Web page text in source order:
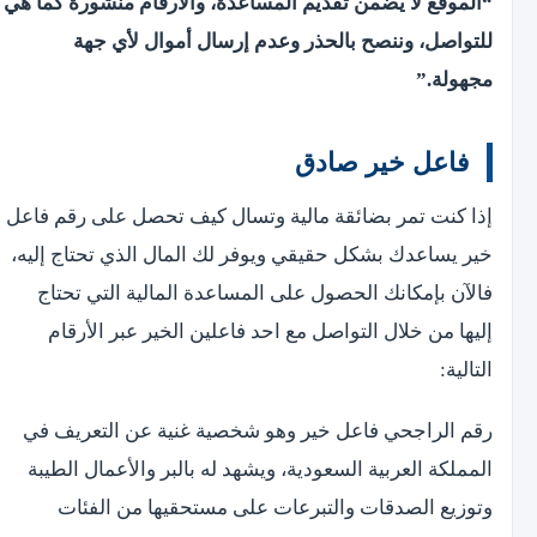
للتواصل، وننصح بالحذر وعدم إرسال أموال لأي جهة
مجهولة.”
فاعل خير صادق
إذا كنت تمر بضائقة مالية وتسال كيف تحصل على رقم فاعل
خير يساعدك بشكل حقيقي ويوفر لك المال الذي تحتاج إليه،
فالآن بإمكانك الحصول على المساعدة المالية التي تحتاج
إليها من خلال التواصل مع احد فاعلين الخير عبر الأرقام
التالية:
رقم الراجحي فاعل خير وهو شخصية غنية عن التعريف في
المملكة العربية السعودية، ويشهد له بالبر والأعمال الطيبة
وتوزيع الصدقات والتبرعات على مستحقيها من الفئات